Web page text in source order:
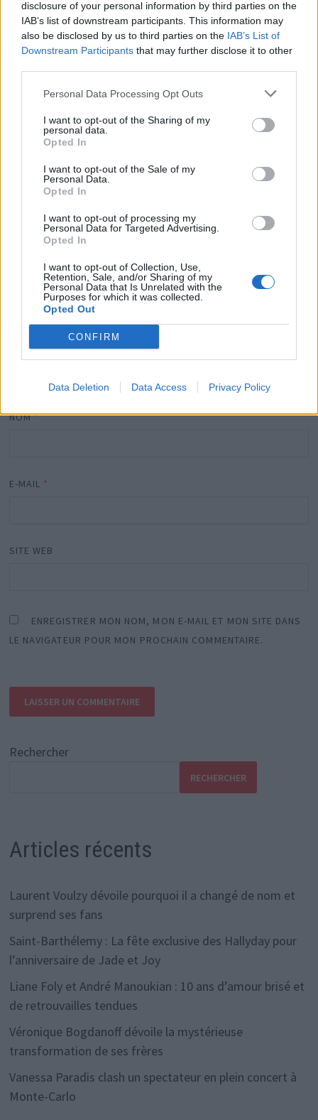
disclosure of your personal information by third parties on the
IAB’s list of downstream participants. This information may
also be disclosed by us to third parties on the IAB’s List of
Downstream Participants that may further disclose it to other
Personal Data Processing Opt Outs
I want to opt-out of the Sharing of my
personal data.
Opted In
I want to opt-out of the Sale of my
Personal Data.
Opted In
I want to opt-out of processing my
Personal Data for Targeted Advertising.
Opted In
I want to opt-out of Collection, Use,
Retention, Sale, and/or Sharing of my
Personal Data that Is Unrelated with the
Purposes for which it was collected.
Opted Out
CONFIRM
Data Deletion Data Access Privacy Policy
Tensions royales : William et Kate en désaccord sur
l’avenir de George
Laisser un commentaire
obligatoires sont indiqués avec
NOM*
E-MAIL *
SITE WEB
ENREGISTRER MON NOM, MON E-MAIL ET MON SITE DANS
LE NAVIGATEUR POUR MON PROCHAIN COMMENTAIRE.
Rechercher
RECHERCHER
Articles récents
Laurent Voulzy dévoile pourquoi il a changé de nom et
surprend ses fans
Saint-Barthélemy : La fête exclusive des Hallyday pour
l’anniversaire de Jade et Joy
Liane Foly et André Manoukian : 10 ans d’amour brisé et
de retrouvailles tendues
Véronique Bogdanoff dévoile la mystérieuse
transformation de ses frères
Vanessa Paradis clash un spectateur en plein concert à
Monte-Carlo